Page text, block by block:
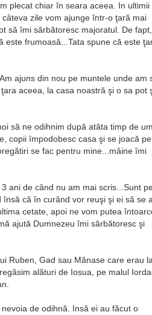
plecat chiar în seara aceea. In ultimii
zile vom ajunge într-o ţară mai
să îmi sărbătoresc majoratul. De fapt,
este frumoasă...Tata spune că este
ajuns din nou pe muntele unde am
aceea, la casa noastră şi o sa pot
să ne odihnim după atâta timp de
copii împodobesc casa şi se joacă pe
se fac pentru mine...mâine îmi
ani de când nu am mai scris...Sunt
că în curând vor reuşi şi ei să se
cetate, apoi ne vom putea
ajută Dumnezeu îmi sărbătoresc şi
Ruben, Gad sau Mănase care erau
alături de Iosua, pe malul
de odihnă. Insă ei au făcut o